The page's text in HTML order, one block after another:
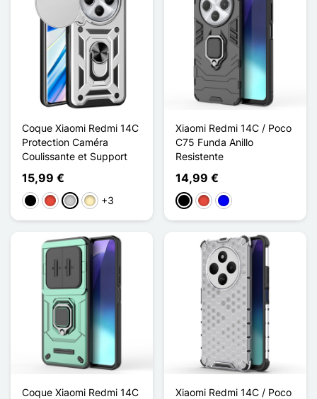
Coque Xiaomi Redmi 14C
Protection Caméra
Coulissante et Support
15,99 €
NegroRojoPlataOro +3
Xiaomi Redmi 14C / Poco
C75 Funda Anillo
Resistente
14,99 €
NegroRojoAzul
Coque Xiaomi Redmi 14C
Xiaomi Redmi 14C / Poco